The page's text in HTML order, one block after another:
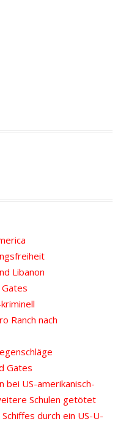
Libanon
Ranch nach
Gates
US-amerikanisch-
Schulen getötet
durch ein US-U-